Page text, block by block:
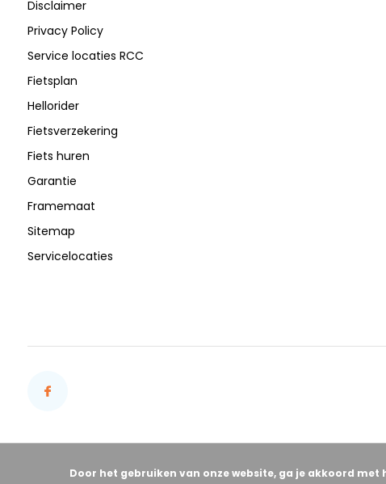
Disclaimer
Privacy Policy
Service locaties RCC
Fietsplan
Hellorider
Fietsverzekering
Fiets huren
Garantie
Framemaat
Sitemap
Servicelocaties
Door het gebruiken van onze website, ga je akkoord